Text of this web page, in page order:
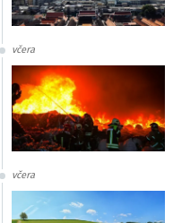
včera
včera